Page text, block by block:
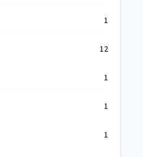
1
12
1
1
1